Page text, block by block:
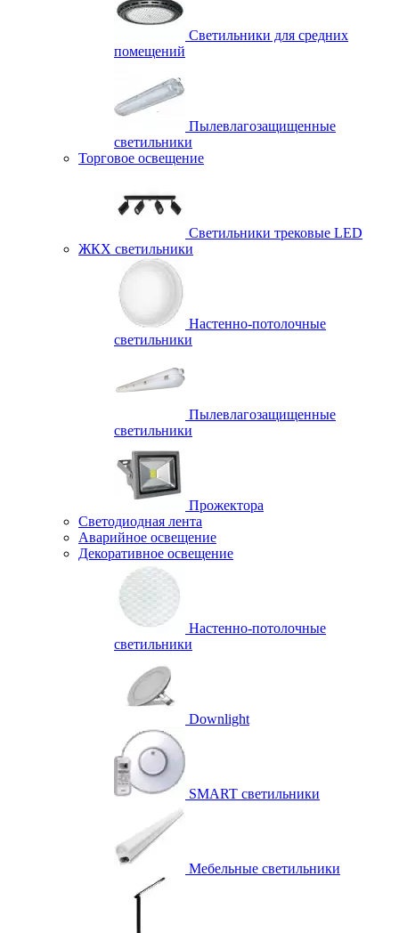
Светильники для средних
помещений
Пылевлагозащищенные
светильники
Торговое освещение
Светильники трековые LED
ЖКХ светильники
Настенно-потолочные
светильники
Пылевлагозащищенные
светильники
Прожектора
Светодиодная лента
Аварийное освещение
Декоративное освещение
Настенно-потолочные
светильники
Downlight
SMART светильники
Мебельные светильники